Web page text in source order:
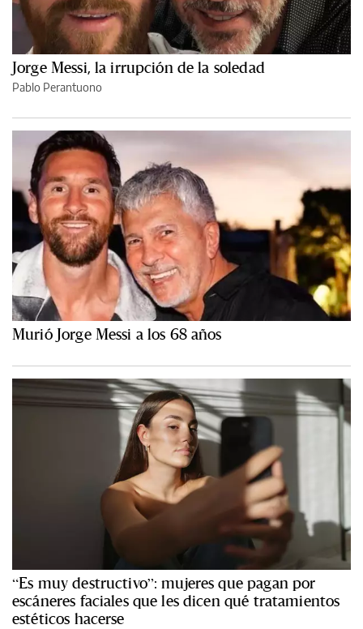
Jorge Messi, la irrupción de la soledad
Pablo Perantuono
Murió Jorge Messi a los 68 años
“Es muy destructivo”: mujeres que pagan por
escáneres faciales que les dicen qué tratamientos
estéticos hacerse